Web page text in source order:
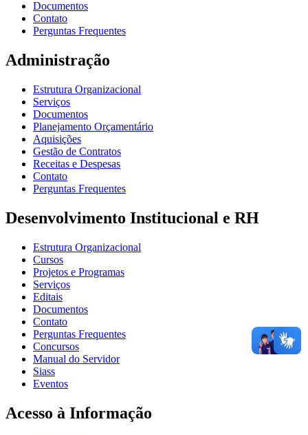
Documentos
Contato
Perguntas Frequentes
Administração
Estrutura Organizacional
Serviços
Documentos
Planejamento Orçamentário
Aquisições
Gestão de Contratos
Receitas e Despesas
Contato
Perguntas Frequentes
Desenvolvimento Institucional e RH
Estrutura Organizacional
Cursos
Projetos e Programas
Serviços
Editais
Documentos
Contato
Perguntas Frequentes
Concursos
Manual do Servidor
Siass
Eventos
Acesso à Informação